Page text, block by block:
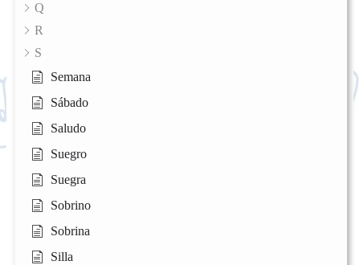
Q
R
S
Semana
Sábado
Saludo
Suegro
Suegra
Sobrino
Sobrina
Silla